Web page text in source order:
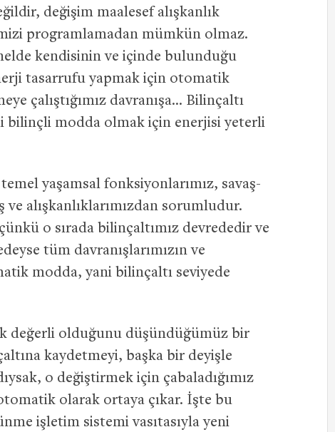
değişim maalesef alışkanlık
programlamadan mümkün olmaz.
kendisinin ve içinde bulunduğu
tasarrufu yapmak için otomatik
çalıştığımız davranışa… Bilinçaltı
bilinçli modda olmak için enerjisi yeterli
yaşamsal fonksiyonlarımız, savaş-
alışkanlıklarımızdan sorumludur.
o sırada bilinçaltımız devrededir ve
tüm davranışlarımızın ve
modda, yani bilinçaltı seviyede
değerli olduğunu düşündüğümüz bir
kaydetmeyi, başka bir deyişle
o değiştirmek için çabaladığımız
olarak ortaya çıkar. İşte bu
işletim sistemi vasıtasıyla yeni